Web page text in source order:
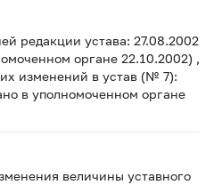
редакции устава: 27.08.2002
органе 22.10.2002) ,
изменений в устав (№ 7):
в уполномоченном органе
величины уставного